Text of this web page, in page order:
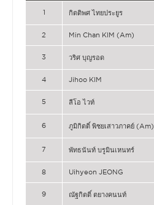
1 กิตติพศ ไทยประยูร
2 Min Chan KIM (Am)
3 วริศ บุญรอด
4 Jihoo KIM
5 ลีโอ ไวท์
6 ภูมิกิตติ์ พิชยเสาวภาคย์ (Am)
7 พัทธนันท์ บรูมินเหนทร์
8 Uihyeon JEONG
9 ณัฐกิตติ์ ตยางคนนท์